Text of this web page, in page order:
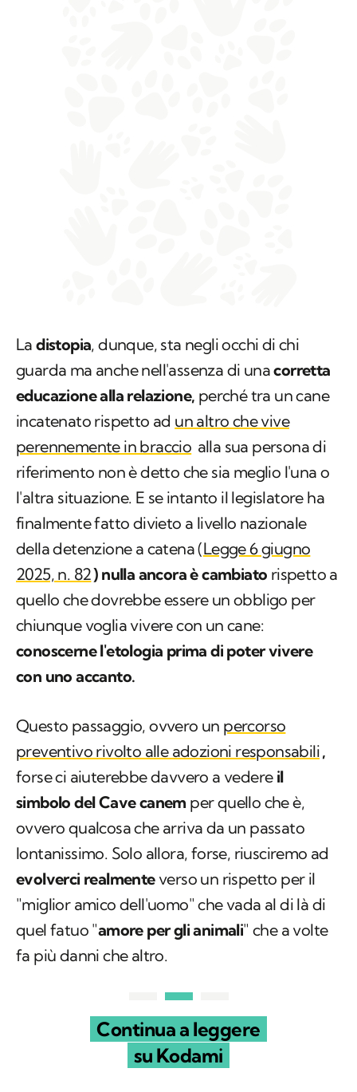
Ladistopia, dunque, sta negli occhi di chi
guarda ma anche nell'assenza di unacorretta
educazione alla relazione, perché tra un cane
incatenato rispetto ad un altro che vive
perennemente in braccio alla sua persona di
riferimento non è detto che sia meglio l'una o
l'altra situazione. E se intanto il legislatore ha
finalmente fatto divieto a livello nazionale
della detenzione a catena (Legge 6 giugno
2025, n. 82) nulla ancora è cambiato rispetto a
quello che dovrebbe essere un obbligo per
chiunque voglia vivere con un cane:
conoscerne l'etologia prima di poter vivere
con uno accanto.
Questo passaggio, ovvero un percorso
preventivo rivolto alle adozioni responsabili,
forse ci aiuterebbe davvero a vedereil
simbolo del Cave canem per quello che è,
ovvero qualcosa che arriva da un passato
lontanissimo. Solo allora, forse, riusciremo ad
evolverci realmenteverso un rispetto per il
"miglior amico dell'uomo" che vada al di là di
quel fatuo "amore per gli animali" che a volte
fa più danni che altro.
Continua a leggere
su Kodami